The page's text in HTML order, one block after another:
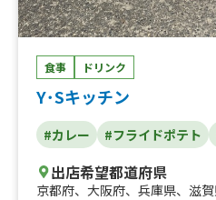
食事 ドリンク
Y･Sキッチン
#カレー #フライドポテト
出店希望都道府県
京都府、 大阪府、 兵庫県、 滋